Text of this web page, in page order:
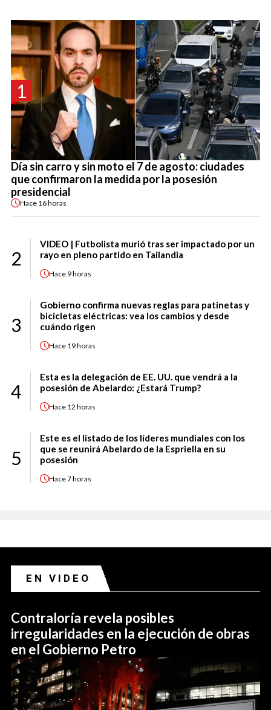
1
Día sin carro y sin moto el 7 de agosto: ciudades
que confirmaron la medida por la posesión
presidencial
Hace 16 horas
2
VIDEO | Futbolista murió tras ser impactado por un
rayo en pleno partido en Tailandia
Hace 9 horas
3
Gobierno confirma nuevas reglas para patinetas y
bicicletas eléctricas: vea los cambios y desde
cuándo rigen
Hace 19 horas
4
Esta es la delegación de EE. UU. que vendrá a la
posesión de Abelardo: ¿Estará Trump?
Hace 12 horas
5
Este es el listado de los líderes mundiales con los
que se reunirá Abelardo de la Espriella en su
posesión
Hace7 horas
EN VIDEO
Contraloría revela posibles
irregularidades en la ejecución de obras
en el Gobierno Petro